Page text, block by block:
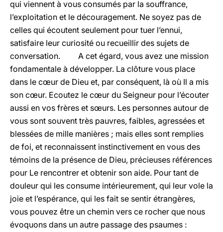
qui viennent à vous consumés par la souffrance,
l’exploitation et le découragement. Ne soyez pas de
celles qui écoutent seulement pour tuer l’ennui,
satisfaire leur curiosité ou recueillir des sujets de
conversation. A cet égard, vous avez une mission
fondamentale à développer. La clôture vous place
dans le cœur de Dieu et, par conséquent, là où Il a mis
son cœur. Ecoutez le cœur du Seigneur pour l’écouter
aussi en vos frères et sœurs. Les personnes autour de
vous sont souvent très pauvres, faibles, agressées et
blessées de mille manières ; mais elles sont remplies
de foi, et reconnaissent instinctivement en vous des
témoins de la présence de Dieu, précieuses références
pour Le rencontrer et obtenir son aide. Pour tant de
douleur qui les consume intérieurement, qui leur vole la
joie et l’espérance, qui les fait se sentir étrangères,
vous pouvez être un chemin vers ce rocher que nous
évoquons dans un autre passage des psaumes :